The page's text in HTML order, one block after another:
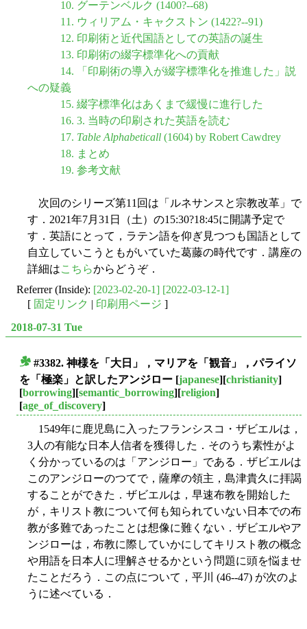
10. グーテンベルク (1400?--68)
11. ウィリアム・キャクストン (1422?--91)
12. 印刷術と近代国語としての英語の誕生
13. 印刷術の綴字標準化への貢献
14. 「印刷術の導入が綴字標準化を推進した」説
への疑義
15. 綴字標準化はあくまで緩慢に進行した
16. 3. 当時の印刷された英語を読む
17. Table Alphabeticall (1604) by Robert Cawdrey
18. まとめ
19. 参考文献
次回のシリーズ第11回は「ルネサンスと宗教改革」で
す．2021年7月31日（土）の15:30?18:45に開講予定で
す．英語にとって，ラテン語を仰ぎ見つつも国語として
自立していこうともがいていた葛藤の時代です．講座の
詳細はこちらからどうぞ．
Referrer (Inside): [2023-02-20-1] [2022-03-12-1]
[ 固定リンク | 印刷用ページ ]
2018-07-31 Tue
#3382. 神様を「大日」，マリアを「観音」，パライソ
を「極楽」と訳したアンジロー [japanese][christianity]
[borrowing][semantic_borrowing][religion]
[age_of_discovery]
1549年に鹿児島に入ったフランシスコ・ザビエルは，
3人の有能な日本人信者を獲得した．そのうち素性がよ
く分かっているのは「アンジロー」である．ザビエルは
このアンジローのつてで，薩摩の領主，島津貴久に拝謁
することができた．ザビエルは，早速布教を開始した
が，キリスト教について何も知られていない日本での布
教が多難であったことは想像に難くない．ザビエルやア
ンジローは，布教に際していかにしてキリスト教の概念
や用語を日本人に理解させるかという問題に頭を悩ませ
たことだろう．この点について，平川 (46--47) が次のよ
うに述べている．